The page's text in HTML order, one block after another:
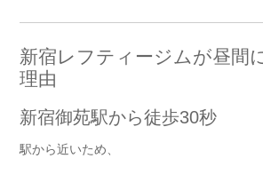
新宿レフティージムが昼間
理由
新宿御苑駅から徒歩30秒
駅から近いため、